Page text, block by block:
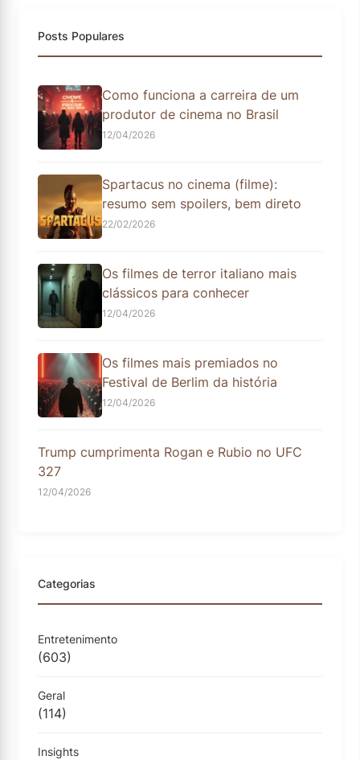
Posts Populares
Como funciona a carreira de um
produtor de cinema no Brasil
12/04/2026
Spartacus no cinema (filme):
resumo sem spoilers, bem direto
22/02/2026
Os filmes de terror italiano mais
clássicos para conhecer
12/04/2026
Os filmes mais premiados no
Festival de Berlim da história
12/04/2026
Trump cumprimenta Rogan e Rubio no UFC
327
12/04/2026
Categorias
Entretenimento
(603)
Geral
(114)
Insights